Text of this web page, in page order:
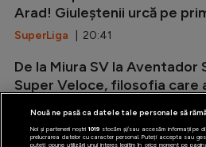
Arad! Giuleștenii urcă pe
SuperLiga | 20:41
De la Miura SV la Aventador
Super Veloce, filosofia care
Auto| 20:12
Nouă ne pasă ca datele tale personale să
Noi și partenerii noștri 1019stocăm și/sau accesăm informații pe
prelucrarea datelor cu caracter personal. Puteți accepta sau
puteți opune utilizării unui interes legitim în orice moment pe